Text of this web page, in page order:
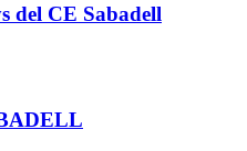
del CE Sabadell